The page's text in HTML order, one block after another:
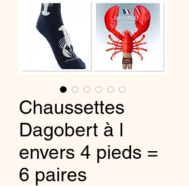
Chaussettes
Dagobert à l
envers 4 pieds =
6 paires